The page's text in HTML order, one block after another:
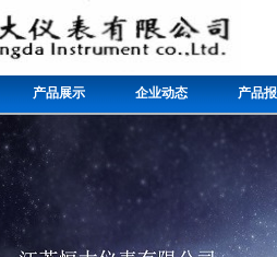
产品展示 企业动态 产品